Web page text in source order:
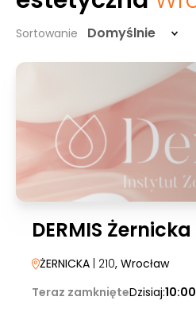
Sortowanie Domyślnie
DERMIS Żernicka
ŻERNICKA | 210, Wrocław
Teraz zamknięteDzisiaj: